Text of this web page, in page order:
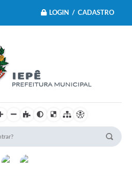
LOGIN / CADASTRO